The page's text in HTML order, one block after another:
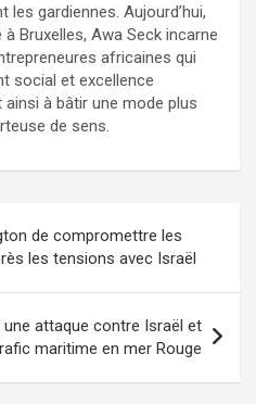
gardiennes. Aujourd’hui,
Bruxelles, Awa Seck incarne
africaines qui
social et excellence
à bâtir une mode plus
de sens.
de compromettre les
les tensions avec Israël
attaque contre Israël et
maritime en mer Rouge